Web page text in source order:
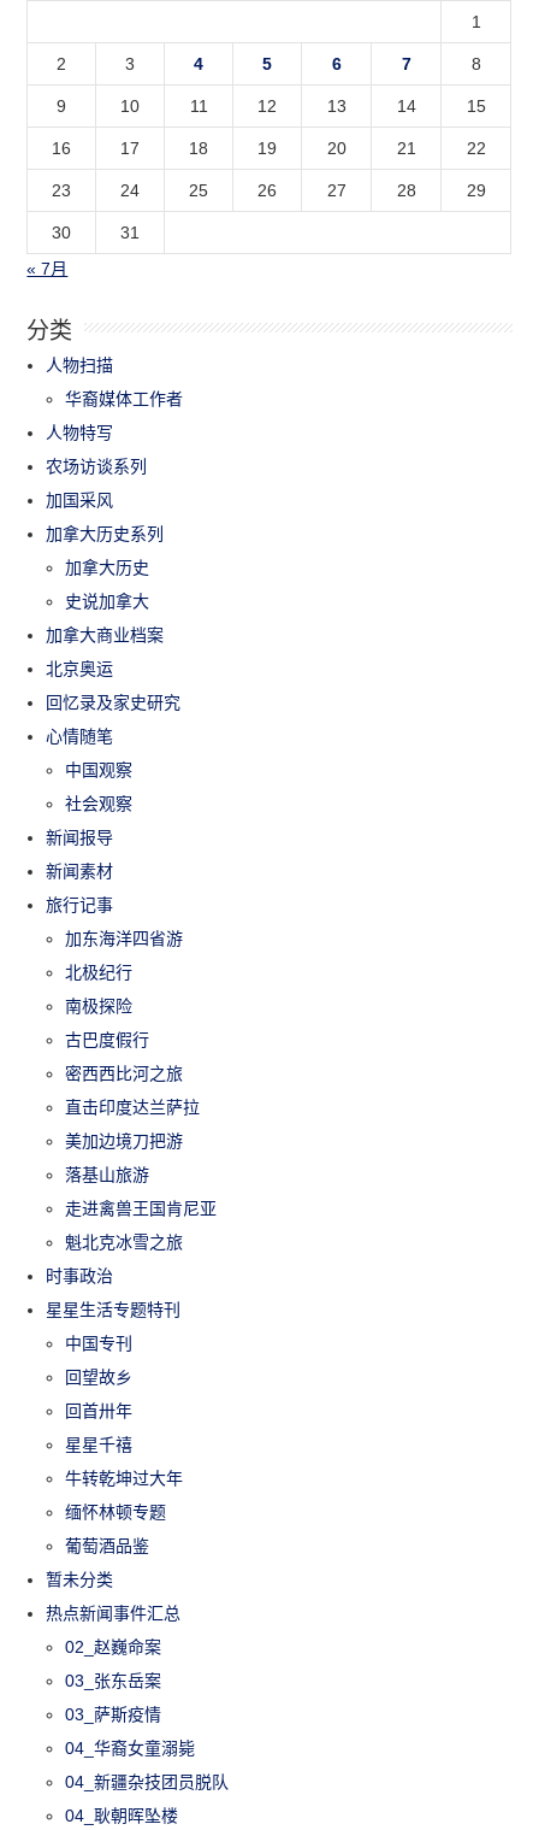
1
2 3 4 5 6 7 8
9 10 11 12 13 14 15
16 17 18 19 20 21 22
23 24 25 26 27 28 29
30
31
« 7月
分类
人物扫描
华裔媒体工作者
人物特写
农场访谈系列
加国采风
加拿大历史系列
加拿大历史
史说加拿大
加拿大商业档案
北京奥运
回忆录及家史研究
心情随笔
中国观察
社会观察
新闻报导
新闻素材
旅行记事
加东海洋四省游
北极纪行
南极探险
古巴度假行
密西西比河之旅
直击印度达兰萨拉
美加边境刀把游
落基山旅游
走进禽兽王国肯尼亚
魁北克冰雪之旅
时事政治
星星生活专题特刊
中国专刊
回望故乡
回首卅年
星星千禧
牛转乾坤过大年
缅怀林顿专题
葡萄酒品鉴
暂未分类
热点新闻事件汇总
02_赵巍命案
03_张东岳案
03_萨斯疫情
04_华裔女童溺毙
04_新疆杂技团员脱队
04_耿朝晖坠楼